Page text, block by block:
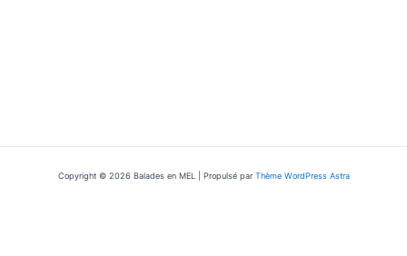
Copyright © 2026 Balades en MEL | Propulsé parThème WordPress Astra